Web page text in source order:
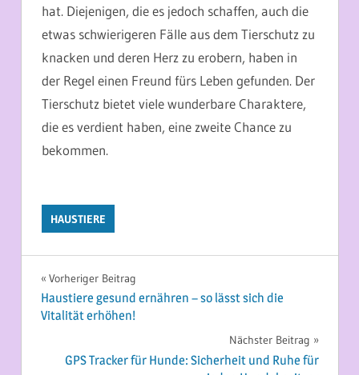
hat. Diejenigen, die es jedoch schaffen, auch die
etwas schwierigeren Fälle aus dem Tierschutz zu
knacken und deren Herz zu erobern, haben in
der Regel einen Freund fürs Leben gefunden. Der
Tierschutz bietet viele wunderbare Charaktere,
die es verdient haben, eine zweite Chance zu
bekommen.
HAUSTIERE
Beitragsnavigation
Vorheriger Beitrag
Haustiere gesund ernähren – so lässt sich die
Vitalität erhöhen!
Nächster Beitrag
GPS Tracker für Hunde: Sicherheit und Ruhe für